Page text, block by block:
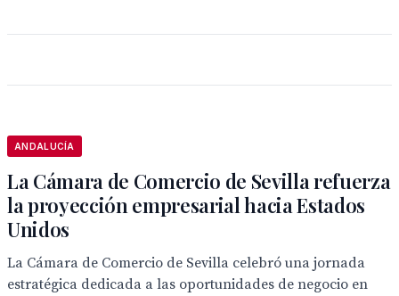
ANDALUCÍA
La Cámara de Comercio de Sevilla refuerza
la proyección empresarial hacia Estados
Unidos
La Cámara de Comercio de Sevilla celebró una jornada
estratégica dedicada a las oportunidades de negocio en